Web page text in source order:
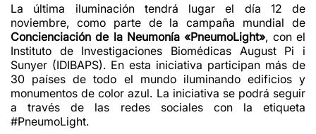
La última iluminación tendrá lugar el día 12 de
noviembre, como parte de la campaña mundial de
Concienciación de la Neumonía «PneumoLight», con el
Instituto de Investigaciones Biomédicas August Pi i
Sunyer (IDIBAPS). En esta iniciativa participan más de
30 países de todo el mundo iluminando edificios y
monumentos de color azul. La iniciativa se podrá seguir
a través de las redes sociales con la etiqueta
#PneumoLight.